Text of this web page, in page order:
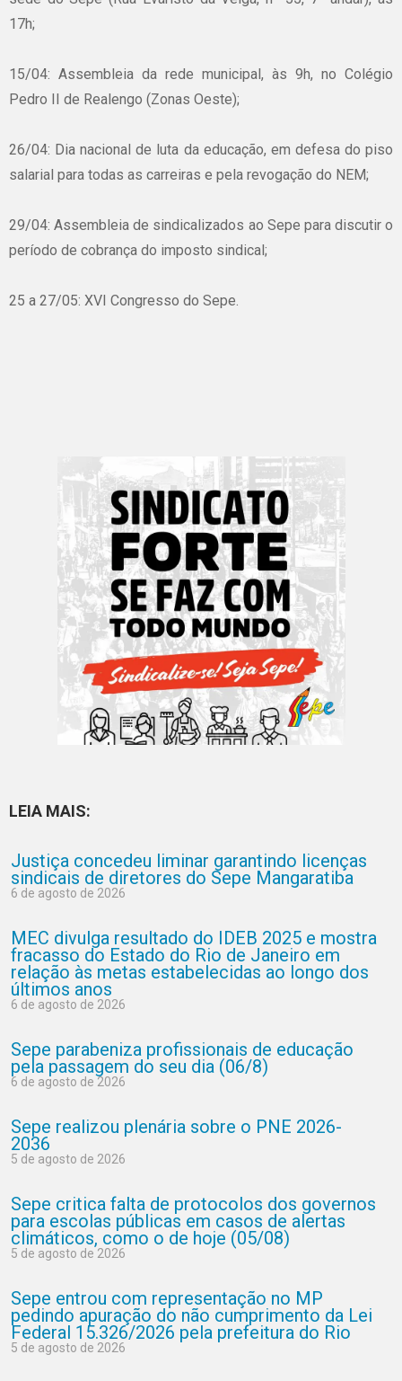
17h;
15/04: Assembleia da rede municipal, às 9h, no Colégio
Pedro II de Realengo (Zonas Oeste);
26/04: Dia nacional de luta da educação, em defesa do piso
salarial para todas as carreiras e pela revogação do NEM;
29/04: Assembleia de sindicalizados ao Sepe para discutir o
período de cobrança do imposto sindical;
25 a 27/05: XVI Congresso do Sepe.
LEIA MAIS:
Justiça concedeu liminar garantindo licenças
sindicais de diretores do Sepe Mangaratiba
6 de agosto de 2026
MEC divulga resultado do IDEB 2025 e mostra
fracasso do Estado do Rio de Janeiro em
relação às metas estabelecidas ao longo dos
últimos anos
6 de agosto de 2026
Sepe parabeniza profissionais de educação
pela passagem do seu dia (06/8)
6 de agosto de 2026
Sepe realizou plenária sobre o PNE 2026-
2036
5 de agosto de 2026
Sepe critica falta de protocolos dos governos
para escolas públicas em casos de alertas
climáticos, como o de hoje (05/08)
5 de agosto de 2026
Sepe entrou com representação no MP
pedindo apuração do não cumprimento da Lei
Federal 15.326/2026 pela prefeitura do Rio
5 de agosto de 2026